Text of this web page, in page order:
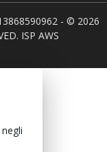
- © 2026
ISP AWS